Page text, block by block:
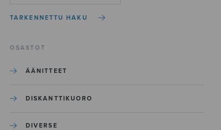
TARKENNETTU HAKU
OSASTOT
ÄÄNITTEET
DISKANTTIKUORO
DIVERSE